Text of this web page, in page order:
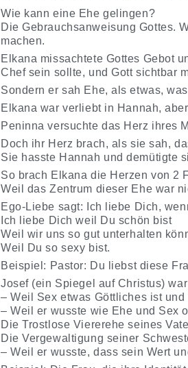
Wie kann eine Ehe gelingen?
Die Gebrauchsanweisung Gottes.
machen.
Elkana missachtete Gottes Gebot
Chef sein sollte, und Gott sichtbar
Sondern er sah Ehe, als etwas,
Elkana war verliebt in Hannah,
Peninna versuchte das Herz ihres
Doch ihr Herz brach, als sie sah,
Sie hasste Hannah und demütigte
So brach Elkana die Herzen von 2
Weil das Zentrum dieser Ehe war
Ego-Liebe sagt: Ich liebe Dich,
Ich liebe Dich weil Du schön bist
Weil wir uns so gut unterhalten
Weil Du so sexy bist.
Beispiel: Pastor: Du liebst diese
Josef (ein Spiegel auf Christus)
– Weil Sex etwas Göttliches ist
– Weil er wusste wie Ehe und Sex
Die Trostlose Viererehe seines
Die Vergewaltigung seiner
– Weil er wusste, dass sein Wert